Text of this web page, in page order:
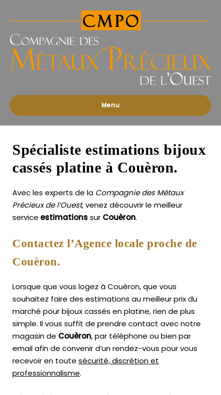
des
Précieux
l'Ouest
Menu
Spécialiste estimations bijoux
cassés platine à Couèron.
Avec les experts de la Compagnie des Métaux
Précieux de l’Ouest, venez découvrir le meilleur
service estimationssur Couèron.
Contactez l’Agence locale proche de
Couèron.
Lorsque que vous logez à Couèron, que vous
souhaitez faire des estimations au meilleur prix du
marché pour bijoux cassés en platine, rien de plus
simple. Il vous suffit de prendre contact avec notre
magasin de Couèron, par téléphone ou bien par
email afin de convenir d’un rendez-vous pour vous
recevoir en toute sécurité, discrétion et
professionnalisme.